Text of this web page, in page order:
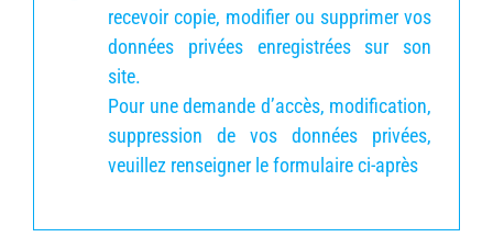
recevoir copie, modifier ou supprimer vos
données privées enregistrées sur son
site.
Pour une demande d’accès, modification,
suppression de vos données privées,
veuillez renseigner le formulaire ci-après